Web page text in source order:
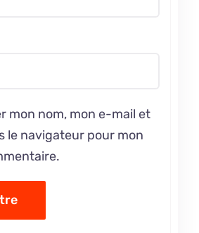
mon nom, mon e-mail et
le navigateur pour mon